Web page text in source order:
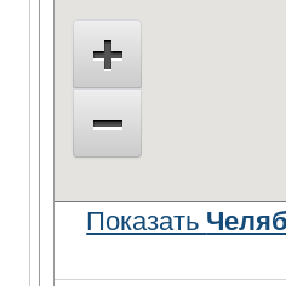
Показать